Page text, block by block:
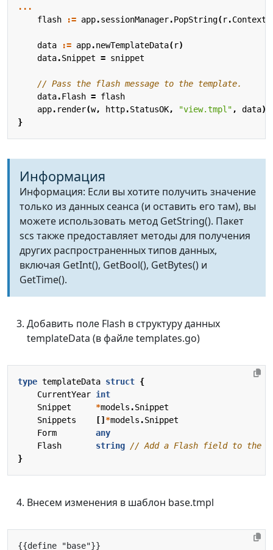
...
flash
:= app.sessionManager.PopString(r.Context
data := app.newTemplateData(r)
data.Snippet = snippet
// Pass the flash message to the template.
data.Flash = flash
app. render(w, http.StatusOK, "view.tmpl", data)
}
Информация
Информация: Если вы хотите получить значение
только из данных сеанса (и оставить его там), вы
можете использовать метод GetString(). Пакет
scs также предоставляет методы для получения
других распространенных типов данных,
включая GetInt(), GetBool(), GetBytes() и
GetTime().
Добавить поле Flash в структуру данных
templateData (в файле templates.go)
type templateData struct {
CurrentYear int
Snippet
*models .Snippet
Snippets
[] *models .Snippet
Form
any
Flash
string // Add a Flash field to the
}
Внесем изменения в шаблон base.tmpl